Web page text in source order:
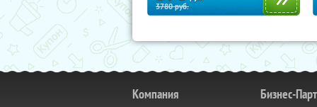
3780руб.
Компания Бизнес-